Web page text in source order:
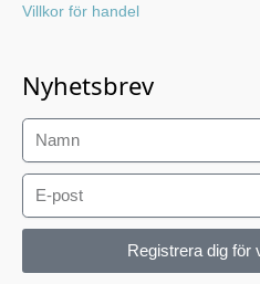
Villkor för handel
Nyhetsbrev
Registrera dig för